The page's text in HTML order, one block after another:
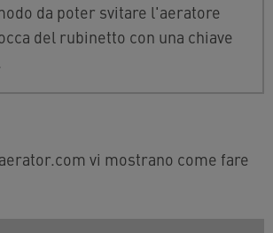
da poter svitare l'aeratore
del rubinetto con una chiave
vi mostrano come fare